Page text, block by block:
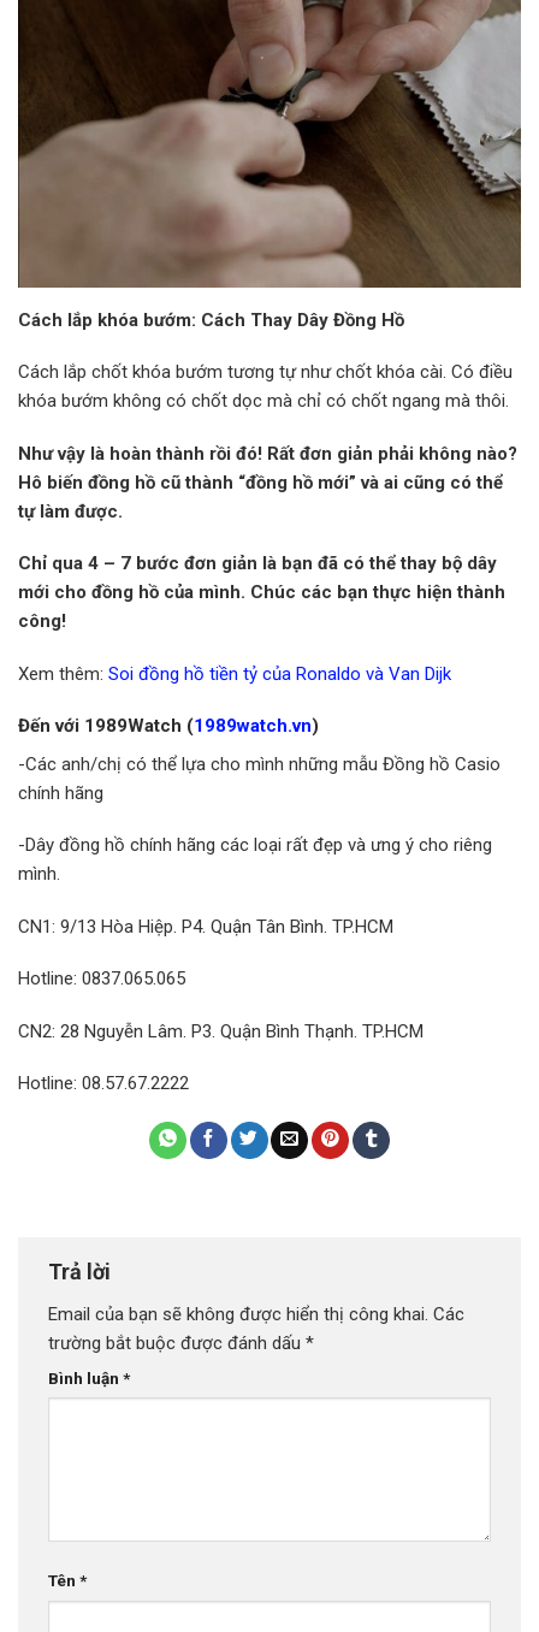
Cách lắp khóa bướm: Cách Thay Dây Đồng Hồ
Cách lắp chốt khóa bướm tương tự như chốt khóa cài. Có điều
khóa bướm không có chốt dọc mà chỉ có chốt ngang mà thôi.
Như vậy là hoàn thành rồi đó! Rất đơn giản phải không nào?
Hô biến đồng hồ cũ thành “đồng hồ mới” và ai cũng có thể
tự làm được.
Chỉ qua 4 – 7 bước đơn giản là bạn đã có thể thay bộ dây
mới cho đồng hồ của mình. Chúc các bạn thực hiện thành
công!
Xem thêm: Soi đồng hồ tiền tỷ của Ronaldo và Van Dijk
Đến với 1989Watch (1989watch.vn)
-Các anh/chị có thể lựa cho mình những mẫu Đồng hồ Casio
chính hãng
-Dây đồng hồ chính hãng các loại rất đẹp và ưng ý cho riêng
mình.
CN1: 9/13 Hòa Hiệp. P4. Quận Tân Bình. TP.HCM
Hotline: 0837.065.065
CN2: 28 Nguyễn Lâm. P3. Quận Bình Thạnh. TP.HCM
Hotline: 08.57.67.2222
Trả lời
Email của bạn sẽ không được hiển thị công khai. Các
trường bắt buộc được đánh dấu *
Bình luận *
Tên *